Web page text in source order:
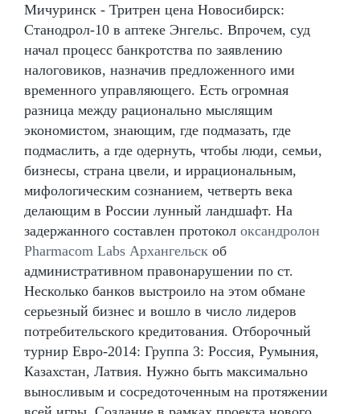
Мичуринск - Тритрен цена Новосибирск:
Станодрол-10 в аптеке Энгельс. Впрочем, суд
начал процесс банкротства по заявлению
налоговиков, назначив предложенного ими
временного управляющего. Есть огромная
разница между рационально мыслящим
экономистом, знающим, где подмазать, где
подмаслить, а где одернуть, чтобы люди, семьи,
бизнесы, страна цвели, и иррациональным,
мифологическим сознанием, четверть века
делающим в России лунный ландшафт. На
задержанного составлен протокол оксандролон
Pharmacom Labs Архангельск об
административном правонарушении по ст.
Несколько банков выстроило на этом обмане
серьезный бизнес и вошло в число лидеров
потребительского кредитования. Отборочный
турнир Евро-2014: Группа 3: Россия, Румыния,
Казахстан, Латвия. Нужно быть максимально
выносливым и сосредоточенным на протяжении